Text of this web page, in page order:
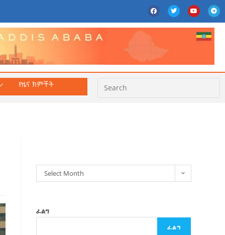
የዜና ክምችት
Select Month
ፈልግ
ፈልግ